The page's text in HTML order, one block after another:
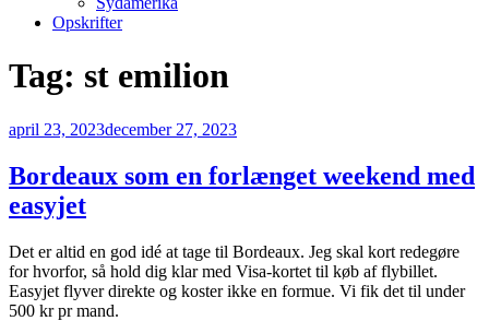
Opskrifter
Tag: st emilion
Udgivet
april 23, 2023december 27, 2023
Bordeaux som en forlænget weekend med
easyjet
Det er altid en god idé at tage til Bordeaux. Jeg skal kort redegøre
for hvorfor, så hold dig klar med Visa-kortet til køb af flybillet.
Easyjet flyver direkte og koster ikke en formue. Vi fik det til under
500 kr pr mand.